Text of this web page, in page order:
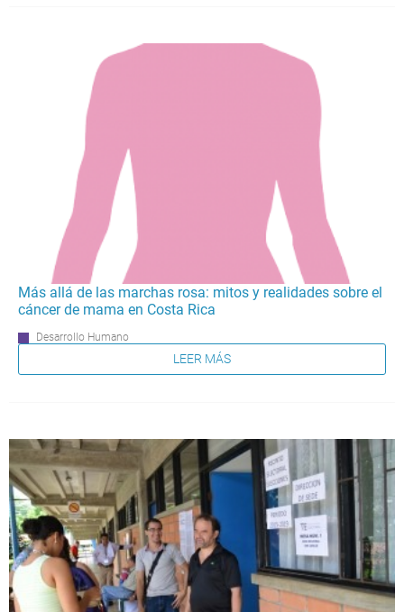
Más allá de las marchas rosa: mitos y realidades sobre el
cáncer de mama en Costa Rica
Desarrollo Humano
LEER MÁS